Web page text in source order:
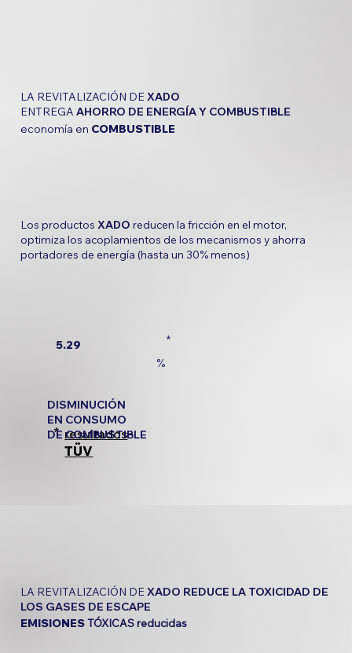
LA REVITALIZACIÓN DEXADO
ENTREGAAHORRO DE ENERGÍA Y COMBUSTIBLE
Los productos XADO reducen la fricción en el motor,
optimiza los acoplamientos de los mecanismos y ahorra
portadores de energía (hasta un 30% menos)
economía en COMBUSTIBLE
5.29
%
*
* resultados
TÜV
DISMINUCIÓN
EN CONSUMO
DE COMBUSTIBLE
LA REVITALIZACIÓN DE XADO REDUCE LA TOXICIDAD DE
LOS GASES DE ESCAPE
EMISIONESTÓXICAS reducidas